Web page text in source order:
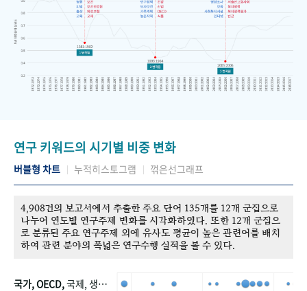
연구 키워드의 시기별 비중 변화
버블형 차트 누적히스토그램 꺾은선그래프
4,908건의 보고서에서 추출한 주요 단어 135개를 12개 군집으로
나누어 연도별 연구주제 변화를 시각화하였다. 또한 12개 군집으
로 분류된 주요 연구주제 외에 유사도 평균이 높은 관련어를 배치
하여 관련 분야의 폭넓은 연구수행 실적을 볼 수 있다.
국가, OECD,국제, 생산, 아시아, 태평양, 태평양지역, 참가